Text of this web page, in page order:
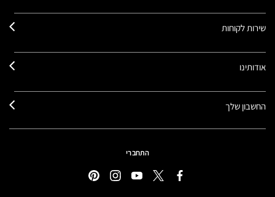
שירות לקוחות
אודותינו
החשבון שלך
התחברי